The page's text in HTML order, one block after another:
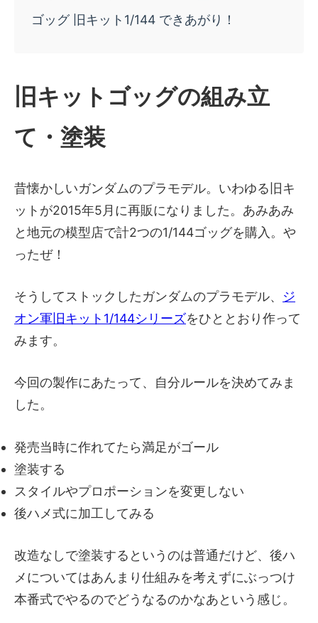
ゴッグ 旧キット1/144 できあがり！
旧キットゴッグの組み立
て・塗装
昔懐かしいガンダムのプラモデル。いわゆる旧キ
ットが2015年5月に再販になりました。あみあみ
と地元の模型店で計2つの1/144ゴッグを購入。や
ったぜ！
そうしてストックしたガンダムのプラモデル、 ジ
オン軍旧キット1/144シリーズをひととおり作って
みます。
今回の製作にあたって、自分ルールを決めてみま
した。
発売当時に作れてたら満足がゴール
塗装する
スタイルやプロポーションを変更しない
後ハメ式に加工してみる
改造なしで塗装するというのは普通だけど、後ハ
メについてはあんまり仕組みを考えずにぶっつけ
本番式でやるのでどうなるのかなあという感じ。